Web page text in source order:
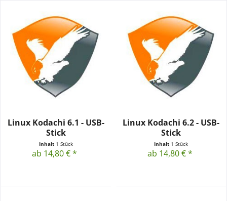
Linux Kodachi 6.1 - USB-
Stick
Inhalt 1 Stück
ab 14,80 € *
Linux Kodachi 6.2 - USB-
Stick
Inhalt 1 Stück
ab 14,80 € *